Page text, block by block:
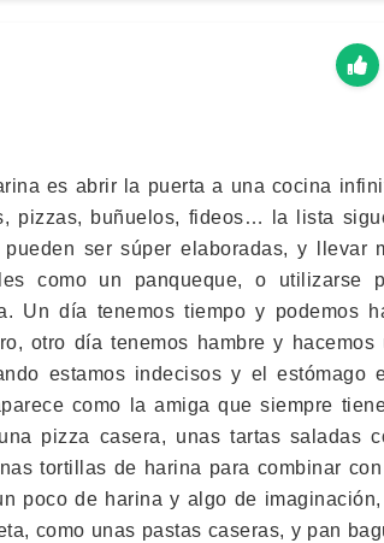
es abrir la puerta a una cocina
pizzas, buñuelos, fideos… la lista
ser súper elaboradas, y llevar
como un panqueque, o utilizarse
Un día tenemos tiempo y podemos
otro día tenemos hambre y hacemos
estamos indecisos y el estómago
como la amiga que siempre
pizza casera, unas tartas saladas
tortillas de harina para combinar con
poco de harina y algo de
como unas pastas caseras, y pan